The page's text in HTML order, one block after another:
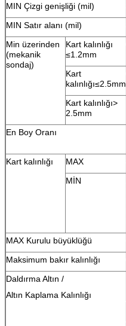
MIN Çizgi genişliği (mil)
MIN Satır alanı (mil)
Min üzerinden
(mekanik
sondaj)
Kart kalınlığı
≤1.2mm
Kart
kalınlığı≤2.5mm
Kart kalınlığı>
2.5mm
En Boy Oranı
Kart kalınlığı
MAX
MİN
MAX Kurulu büyüklüğü
Maksimum bakır kalınlığı
Daldırma Altın /
Altın Kaplama Kalınlığı